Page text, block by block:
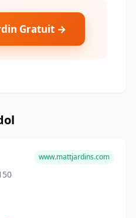
Gratuit →
www.mattjardins.com